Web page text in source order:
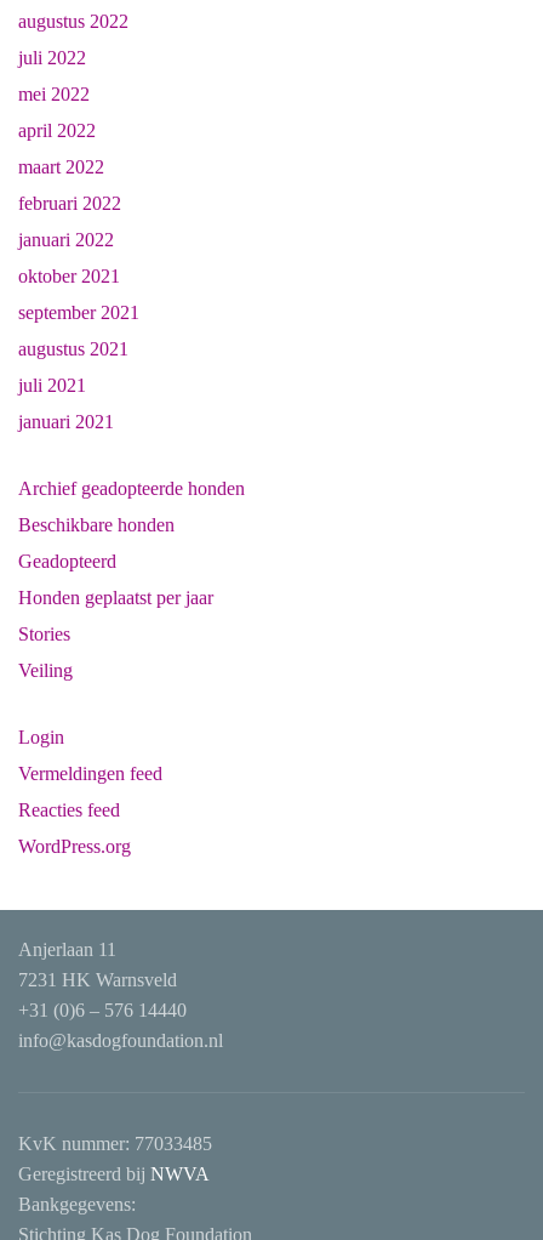
augustus 2022
juli 2022
mei 2022
april 2022
maart 2022
februari 2022
januari 2022
oktober 2021
september 2021
augustus 2021
juli 2021
januari 2021
Archief geadopteerde honden
Beschikbare honden
Geadopteerd
Honden geplaatst per jaar
Stories
Veiling
Login
Vermeldingen feed
Reacties feed
WordPress.org
Anjerlaan 11
7231 HK Warnsveld
+31 (0)6 – 576 14440
info@kasdogfoundation.nl
KvK nummer: 77033485
Geregistreerd bij NWVA
Bankgegevens:
Stichting Kas Dog Foundation